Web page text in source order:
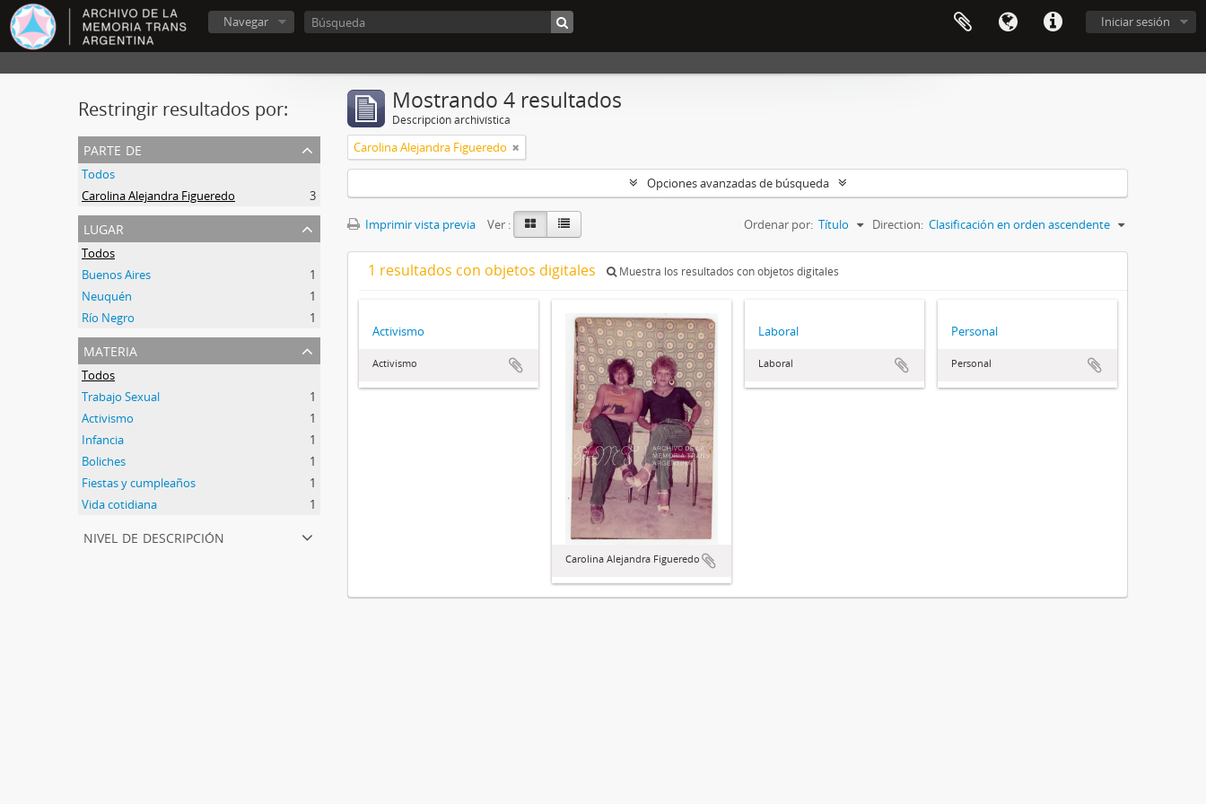
Iniciar sesión
Navegar
Restringir resultados por:
parte de
Todos
Carolina Alejandra Figueredo
3
lugar
Todos
Buenos Aires
1
Neuquén
1
Río Negro
1
materia
Todos
Trabajo Sexual
1
Activismo
1
Infancia
1
Boliches
1
Fiestas y cumpleaños
1
Vida cotidiana
1
nivel de descripción
Mostrando 4 resultados
Descripción archivística
Carolina Alejandra Figueredo
Opciones avanzadas de búsqueda
Imprimir vista previa Ver : Ordenar por: Título Direction: Clasificación en orden ascendente
1 resultados con objetos digitales Muestra los resultados con objetos digitales
Activismo
Activismo
Carolina Alejandra Figueredo
Laboral
Laboral
Personal
Personal